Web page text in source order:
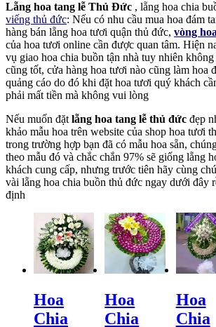
Lẵng hoa tang lễ Thủ Đức , lẵng hoa chia
viếng thủ đức: Nếu có nhu cầu mua hoa đám
hàng bán lẵng hoa tươi quận thủ đức, vòng
của hoa tươi online cần được quan tâm. Hiện
vụ giao hoa chia buồn tận nhà tuy nhiên
cũng tốt, cửa hàng hoa tươi nào cũng làm hoa
quảng cáo do đó khi đặt hoa tươi quý khách
phải mất tiền mà không vui lòng
Nếu muốn đặtlẵng hoa tang lễ thủ đức đẹp
khảo mẫu hoa trên website của shop hoa tươi
trong trường hợp bạn đã có mẫu hoa sẵn,
theo mẫu đó và chắc chắn 97% sẽ giống lẵng
khách cung cấp, nhưng trước tiên hãy cùng
vài lẵng hoa chia buồn thủ đức ngay dưới đây
định
Hoa
Chia
Hoa
Chia
Hoa
Chia